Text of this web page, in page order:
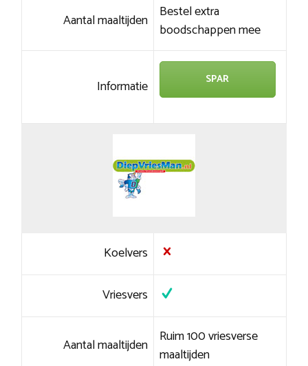
Aantal maaltijden Bestel extra
boodschappen mee
Informatie SPAR
Koelvers
Vriesvers
Aantal maaltijden Ruim 100 vriesverse
maaltijden